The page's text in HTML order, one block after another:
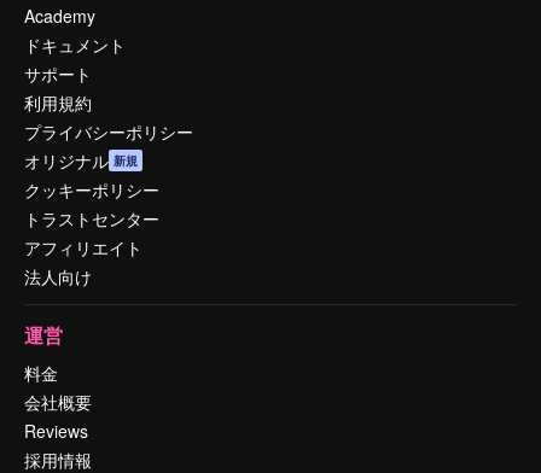
Academy
ドキュメント
サポート
利用規約
プライバシーポリシー
オリジナル 新規
クッキーポリシー
トラストセンター
アフィリエイト
法人向け
運営
料金
会社概要
Reviews
採用情報